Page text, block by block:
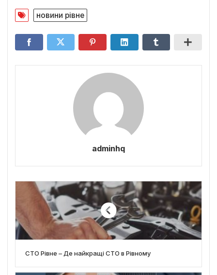
новини рівне
adminhq
СТО Рівне – Де найкращі СТО в Рівному